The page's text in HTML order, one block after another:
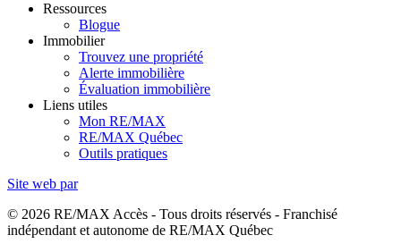
Ressources
Blogue
Immobilier
Trouvez une propriété
Alerte immobilière
Évaluation immobilière
Liens utiles
Mon RE/MAX
RE/MAX Québec
Outils pratiques
Site web par
© 2026 RE/MAX Accès - Tous droits réservés - Franchisé
indépendant et autonome de RE/MAX Québec